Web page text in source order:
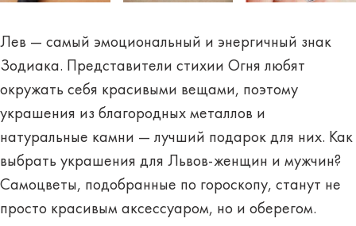
Лев — самый эмоциональный и энергичный знак
Зодиака. Представители стихии Огня любят
окружать себя красивыми вещами, поэтому
украшения из благородных металлов и
натуральные камни — лучший подарок для них. Как
выбрать украшения для Львов-женщин и мужчин?
Самоцветы, подобранные по гороскопу, станут не
просто красивым аксессуаром, но и оберегом.